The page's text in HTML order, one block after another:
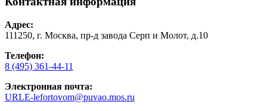
Адрес:
111250, г. Москва, пр-д завода Серп и Молот, д.10
Телефон:
8 (495) 361-44-11
Электронная почта:
URLE-lefortovom@puvao.mos.ru